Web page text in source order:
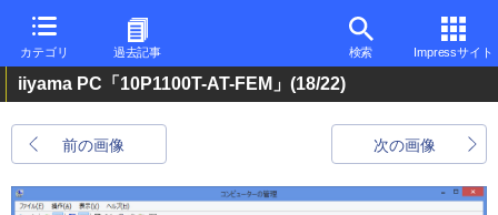
カテゴリ 過去記事 検索 Impressサイト
iiyama PC「10P1100T-AT-FEM」 (18/22)
前の画像 次の画像